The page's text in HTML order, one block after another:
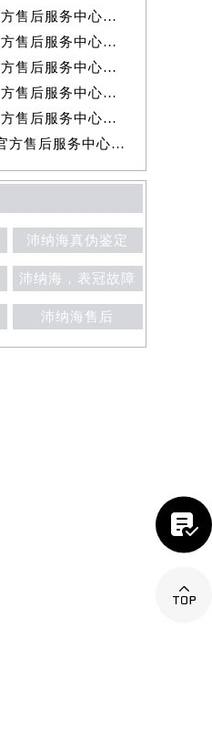
5、广州沛纳海官方售后服务中心｜最新电话和网点地址权威信息公示（2026年8月最新）
6、广州沛纳海官方售后服务中心｜最新电话及地址权威信息公示（2026年8月最新）
7、广州沛纳海官方售后服务中心｜详细地址与官方热线权威信息公示（2026年8月最新）
8、广州沛纳海官方售后服务中心｜最新电话和详细维修地址权威信息公示（2026年8月最新）
9、广州沛纳海官方售后服务中心｜地址及官方客服服务电话权威信息公示（2026年8月最新）
10、广州沛纳海官方售后服务中心｜服务电话及全部地址权威信息公示（2026年8月最新）
沛纳海真伪鉴定
沛纳海，表冠故障
沛纳海售后

